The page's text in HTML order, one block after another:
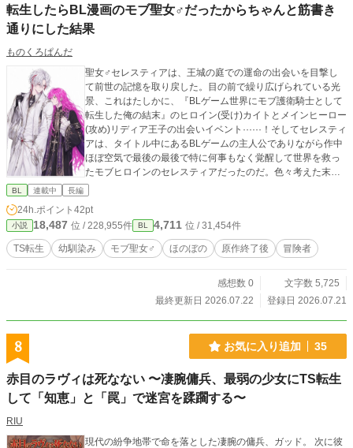
転生したらBL漫画のモブ聖女♂だったからちゃんと筋書き
通りにした結果
ものくろぱんだ
聖女♂セレスティアは、王城の庭での運命の出会いを目撃し
て前世の記憶を取り戻した。目の前で繰り広げられている光
景、これはたしかに、『BLゲーム世界にモブ護衛騎士として
転生した俺の結末』のヒロイン(受け)カイトとメインヒーロー
(攻め)リディア王子の出会いイベント······！そしてセレスティ
アは、タイトル中にあるBLゲームの主人公でありながら作中
ほぼ空気で最後の最後で特に何事もなく覚醒して世界を救っ
たモブヒロインのセレスティアだったのだ。色々考えた末、
カイトがちゃんと転生者なら筋書き通りに動けばハッピーエ
り変わったカイトの苦難からは目を逸らし)のだからその通り
に動くべき、と考えたセレスティアは、そのままモブ聖女♂
としての役割を全うし、世界を救ってからひっそりと表舞台
から姿を消して、生まれ育った孤児院に戻って職員として細
元ガキ大将、アッシュが冒険者として大成して戻ってきて·····
BL 連載中 長編
24h.ポイント 42pt
小説 18,487 位 / 228,955件 BL 4,711 位 / 31,454件
TS転生 幼馴染み モブ聖女♂ ほのぼの 原作終了後 冒険者
感想数 0
文字数 5,725
最終更新日 2026.07.22
登録日 2026.07.21
8 お気に入り追加 35
赤目のラヴィは死なない 〜凄腕傭兵、最弱の少女にTS転生
して「知恵」と「罠」で迷宮を蹂躙する〜
RIU
現代の紛争地帯で命を落とした凄腕の傭兵、ガッド。 次に彼